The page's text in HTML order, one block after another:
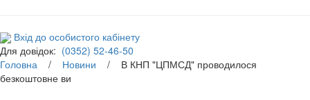
Вхід до особистого кабінету
Для довідок: (0352) 52-46-50
Головна / Новини / В КНП "ЦПМСД" проводилося
безкоштовне ви